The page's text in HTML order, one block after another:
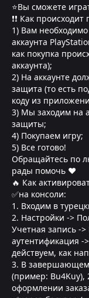
⭐Вы сможете
❗❗ Как происходит
1) Вам необходимо
аккаунта
как покупка
аккаунта);
2) На аккаунте
защита (то есть
коду из
3) Мы заходим на
защиты;
4) Покупаем игру;
5) Все готово!
Обращайтесь по
рады помочь ❤
🔥 Как
✅на консоли:
1. Входим в
2. Настройки ->
Учетная запись ->
аутентификация -
действуем, как
3. В завершающем
(пример: Bu4Kuy),
оформлении